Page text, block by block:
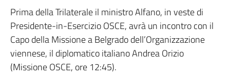
Prima della Trilaterale il ministro Alfano, in veste di
Presidente-in-Esercizio OSCE, avrà un incontro con il
Capo della Missione a Belgrado dell’Organizzazione
viennese, il diplomatico italiano Andrea Orizio
(Missione OSCE, ore 12:45).